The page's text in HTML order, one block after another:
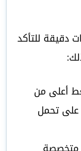
دقيقة للتأكد
أعلى من
على تحمل